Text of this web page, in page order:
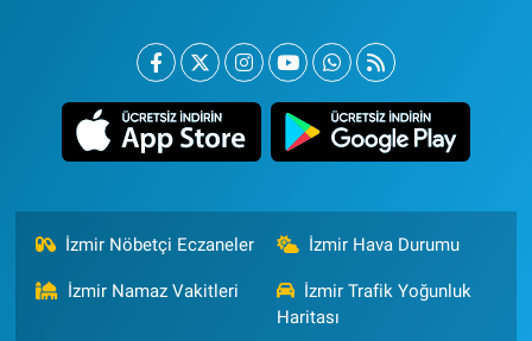
İzmir Nöbetçi Eczaneler İzmir Hava Durumu
İzmir Namaz Vakitleri
İzmir Trafik Yoğunluk
Haritası